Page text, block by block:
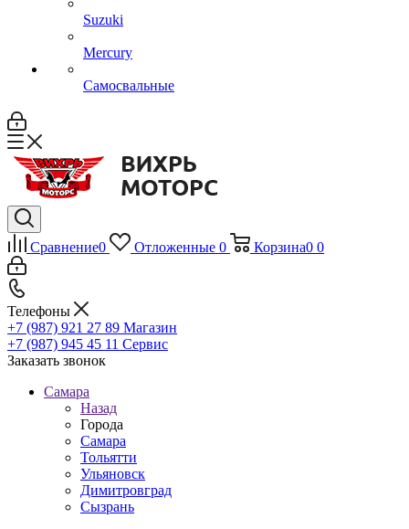
Suzuki
Mercury
Самосвальные
Сравнение0 Отложенные 0 Корзина0 0
Телефоны
+7 (987) 921 27 89 Магазин
+7 (987) 945 45 11 Сервис
Заказать звонок
Самара
Назад
Города
Самара
Тольятти
Ульяновск
Димитровград
Сызрань